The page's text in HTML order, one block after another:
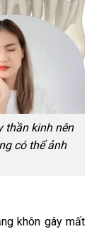
thần kinh nên
có thể ảnh
khôn gây mất